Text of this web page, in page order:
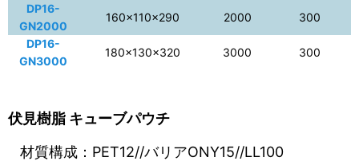
DP16-
GN2000
160×110×290 2000
300
DP16-
GN3000
180×130×320 3000 300
伏見樹脂 キューブパウチ
材質構成：PET12//バリアONY15//LL100